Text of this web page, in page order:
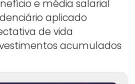
e média salarial
aplicado
de vida
acumulados